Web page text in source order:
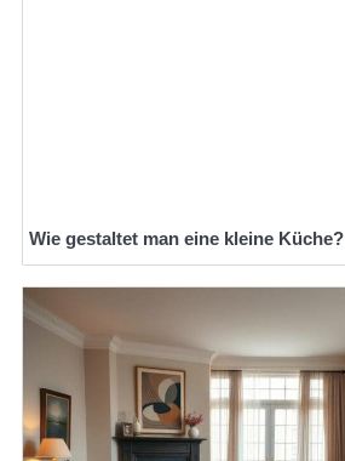
Wie gestaltet man eine kleine Küche?